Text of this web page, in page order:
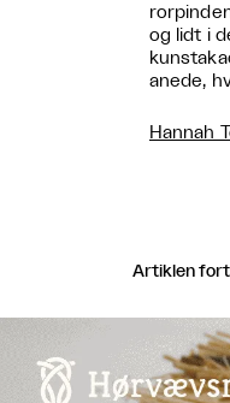
og lidt i
anede,
Hannah
Artiklen